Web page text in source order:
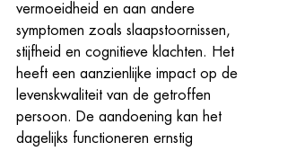
vermoeidheid en aan andere
symptomen zoals slaapstoornissen,
stijfheid en cognitieve klachten. Het
heeft een aanzienlijke impact op de
levenskwaliteit van de getroffen
persoon. De aandoening kan het
dagelijks functioneren ernstig